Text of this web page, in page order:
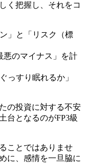
く把握し、それをコ
」と「リスク（標
悪のマイナス」を計
っすり眠れるか」
の投資に対する不安
台となるのがFP3級
ことではありませ
に、感情を一旦脇に